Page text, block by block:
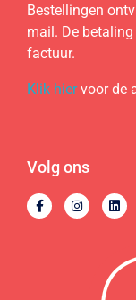
Bestellingen
mail. De
factuur.
Klik hiervoor de
Volg ons